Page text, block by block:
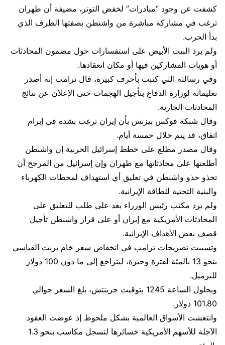
كشفت عن وجود “مبادرات” لخفض التوتر، مضيفة أن طهران
ترغب في مشاركة مباشرة من واشنطن بصفتها الطرف الذي
بدأ الحرب.
ولم يرد البيت الأبيض على استفسارات حول مضمون المحادثات
أو ​هويات المشاركين فيها أو مكان انعقادها.
وفي رسالته التي كتبت بأحرف كبيرة، قال ترامب إنه أصدر
تعليماته لوزارة الدفاع بتأجيل الهجمات حتى ⁠الإعلان عن نتائج
المحادثات الجارية.
وقال شبكة فوكس بيزنس بأن إيران ترغب بشدة في إبرام
اتفاق، قد يتم خلال خمسة أيام.
وقال مصدر مطلع على خطط إسرائيل الحربية إن واشنطن
أطلعتها على محادثاتها ​مع طهران وإن إسرائيل من المرجح أن
تحذو حذو واشنطن في تعليق أي استهداف لمحطات الكهرباء
والبنية التحتية للطاقة الإيرانية.
ولم يرد مكتب رئيس الوزراء بعد على طلب للتعليق على
المحادثات الأمريكية مع ​إيران أو على قرار واشنطن تأجيل
قصف بعض الأهداف الإيرانية.
وتسببت تصريحات ترامب في انخفاض سعر خام برنت القياسي
بنحو 13 بالمئة لفترة وجيزة، ليتراجع إلى ما دون 100 دولار
للبرميل.
وبحلول الساعة 1245 بتوقيت جرينتش، بلغ السعر حوالي
101.80 دولار.
وانتعشت الأسواق العالمية بشكل ملحوظ إذ عوضت العقود
الآجلة للأسهم الأمريكية خسائرها لتسجل مكاسب بنحو 1.3